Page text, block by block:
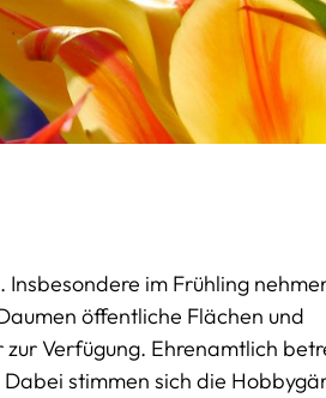
im Frühling
öffentliche Flächen und
Verfügung. Ehrenamtlich
stimmen sich die